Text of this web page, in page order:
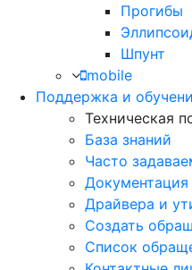
Прогибы
Шпунт
mobile
Поддержка и
Техническая
База знаний
Часто
Драйвера и
Создать
Список